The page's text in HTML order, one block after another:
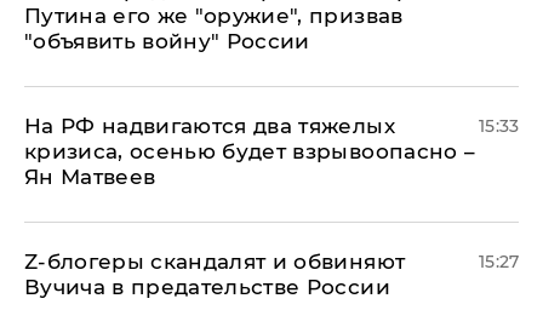
Путина его же "оружие", призвав
"объявить войну" России
На РФ надвигаются два тяжелых
кризиса, осенью будет взрывоопасно –
Ян Матвеев
15:33
Z-блогеры скандалят и обвиняют
Вучича в предательстве России
15:27